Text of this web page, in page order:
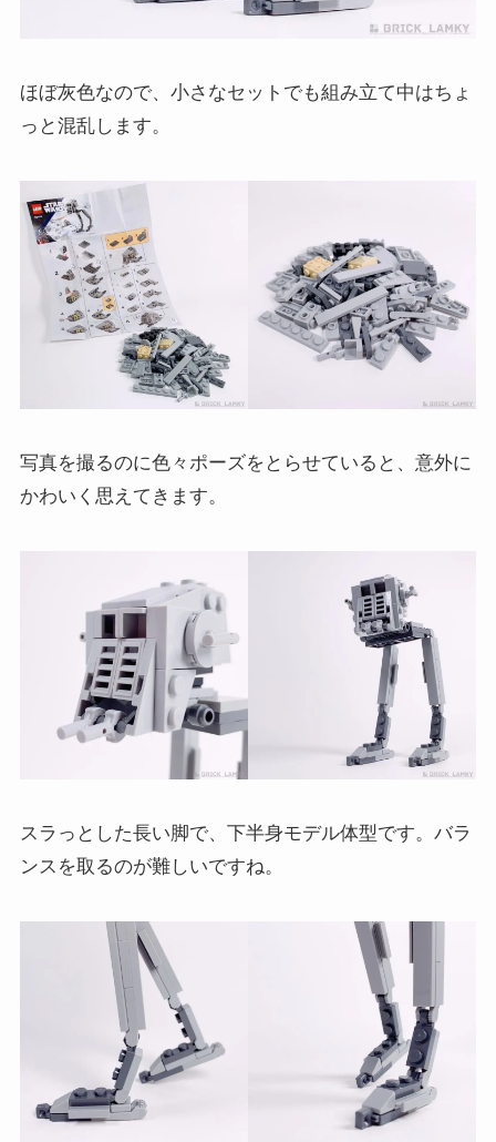
ほぼ灰色なので、小さなセットでも組み立て中はちょ
っと混乱します。
写真を撮るのに色々ポーズをとらせていると、意外に
かわいく思えてきます。
スラっとした長い脚で、下半身モデル体型です。バラ
ンスを取るのが難しいですね。